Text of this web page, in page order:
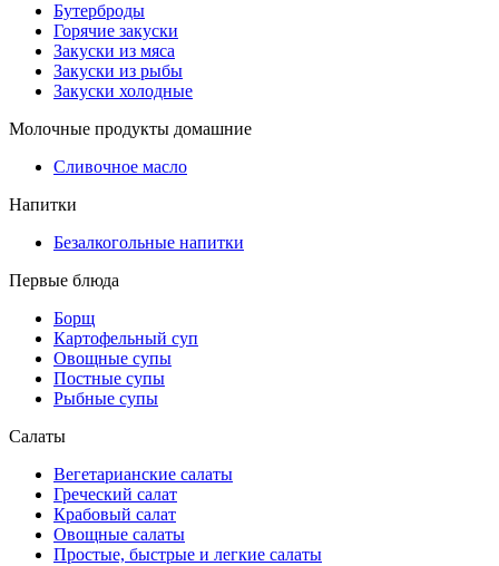
Бутерброды
Горячие закуски
Закуски из мяса
Закуски из рыбы
Закуски холодные
Молочные продукты домашние
Сливочное масло
Напитки
Безалкогольные напитки
Первые блюда
Борщ
Картофельный суп
Овощные супы
Постные супы
Рыбные супы
Салаты
Вегетарианские салаты
Греческий салат
Крабовый салат
Овощные салаты
Простые, быстрые и легкие салаты